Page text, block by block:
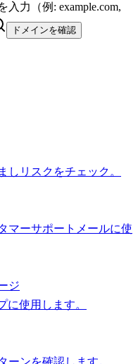
力（例: example.com,
ドメインを確認
しリスクをチェック。
マーサポートメールに使
ジ
に使用します。